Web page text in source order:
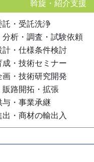
斡旋・紹介支援
託・受託洗浄
分析・調査・試験依頼
計・仕様条件検討
成・技術セミナー
画・技術研究開発
販路開拓・拡張
与・事業承継
出・商材の輸出入